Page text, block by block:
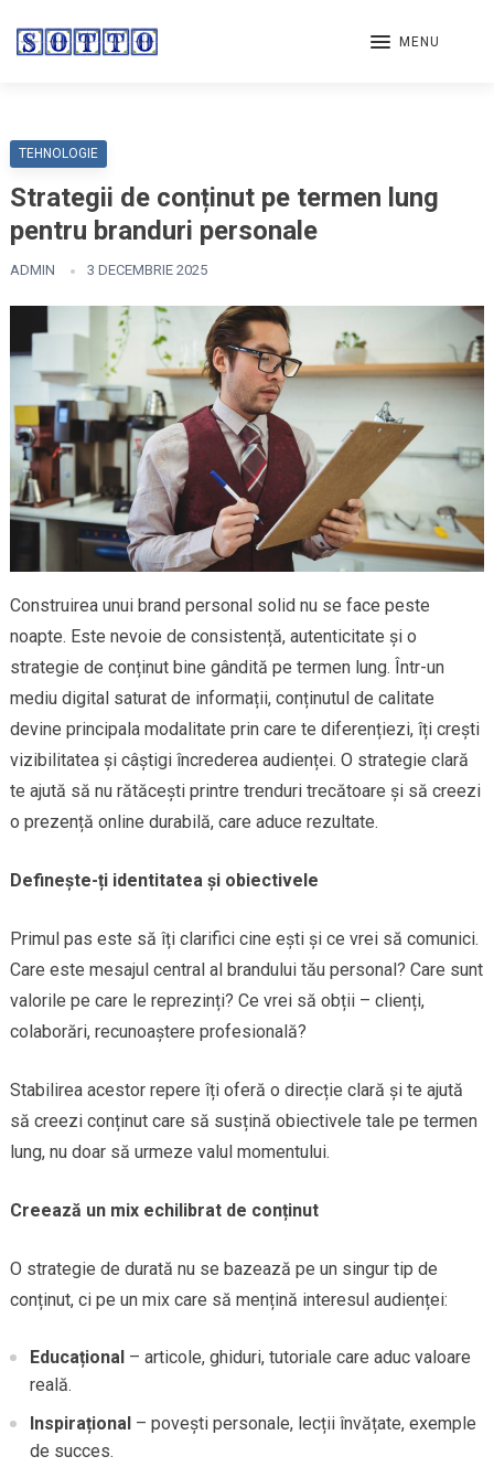
MENU
TEHNOLOGIE
Strategii de conținut pe termen lung
pentru branduri personale
ADMIN 3 DECEMBRIE 2025
Construirea unui brand personal solid nu se face peste
noapte. Este nevoie de consistență, autenticitate și o
strategie de conținut bine gândită pe termen lung. Într-un
mediu digital saturat de informații, conținutul de calitate
devine principala modalitate prin care te diferențiezi, îți crești
vizibilitatea și câștigi încrederea audienței. O strategie clară
te ajută să nu rătăcești printre trenduri trecătoare și să creezi
o prezență online durabilă, care aduce rezultate.
Definește-ți identitatea și obiectivele
Primul pas este să îți clarifici cine ești și ce vrei să comunici.
Care este mesajul central al brandului tău personal? Care sunt
valorile pe care le reprezinți? Ce vrei să obții – clienți,
colaborări, recunoaștere profesională?
Stabilirea acestor repere îți oferă o direcție clară și te ajută
să creezi conținut care să susțină obiectivele tale pe termen
lung, nu doar să urmeze valul momentului.
Creează un mix echilibrat de conținut
O strategie de durată nu se bazează pe un singur tip de
conținut, ci pe un mix care să mențină interesul audienței:
Educațional– articole, ghiduri, tutoriale care aduc valoare
reală.
Inspirațional– povești personale, lecții învățate, exemple
de succes.